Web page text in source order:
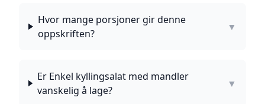
Hvor mange porsjoner gir denne
oppskriften?
▼
Er Enkel kyllingsalat med mandler
vanskelig å lage?
▼